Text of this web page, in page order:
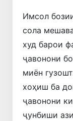
Имсол
сола
худ барои
ҷавонони
миён
хоҳиш ба
ҷавонони
ҷунбиши